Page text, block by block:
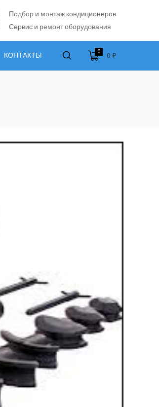
Подбор и монтаж кондиционеров
Сервис и ремонт оборудования
КОНТАКТЫ 0 0 ₽